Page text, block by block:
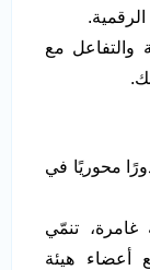
الرقمية.
مع
محوريًا في
غامرة، تنمّي
أعضاء هيئة